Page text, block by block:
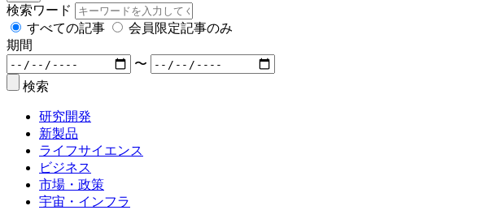
検索ワード
すべての記事
会員限定記事のみ
期間
〜
検索
研究開発
新製品
ライフサイエンス
ビジネス
市場・政策
宇宙・インフラ